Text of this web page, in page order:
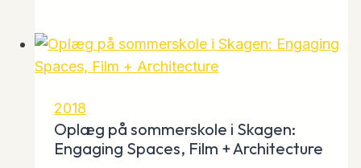
Falster
4
Række
2018
Oplæg på sommerskole i Skagen:
Engaging Spaces, Film + Architecture